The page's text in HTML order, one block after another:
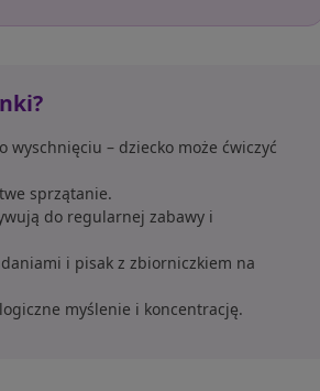
wyschnięciu – dziecko może ćwiczyć
sprzątanie.
do regularnej zabawy i
i pisak z zbiorniczkiem na
myślenie i koncentrację.